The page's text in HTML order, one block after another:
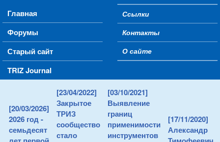
Main menu
Главная
Форумы
Старый сайт
TRIZ Journal
Secondary menu
Ссылки
Контакты
О сайте
[20/03/2026]
2026 год -
семьдесят
[23/04/2022]
Закрытое
ТРИЗ
сообщество
стало
[03/10/2021]
Выявление
границ
применимости
инструментов
[17/11/2020]
Александр